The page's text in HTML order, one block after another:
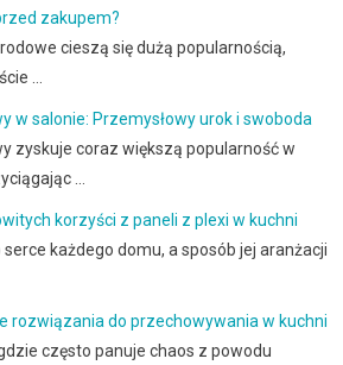
zakupem?
cieszą się dużą popularnością,
…
w salonie: Przemysłowy urok i swoboda
zyskuje coraz większą popularność w
…
korzyści z paneli z plexi w kuchni
serce każdego domu, a sposób jej aranżacji
rozwiązania do przechowywania w kuchni
często panuje chaos z powodu